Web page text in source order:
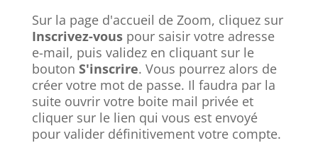
Sur la page d'accueil de Zoom, cliquez sur
Inscrivez-vouspour saisir votre adresse
e-mail, puis validez en cliquant sur le
bouton S'inscrire. Vous pourrez alors de
créer votre mot de passe. Il faudra par la
suite ouvrir votre boite mail privée et
cliquer sur le lien qui vous est envoyé
pour valider définitivement votre compte.